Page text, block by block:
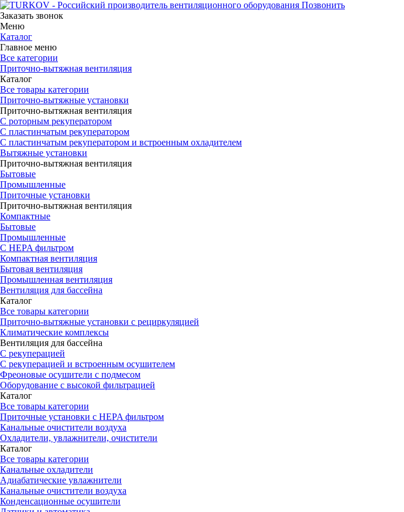
Позвонить
Заказать звонок
Меню
Каталог
Главное меню
Все категории
Приточно-вытяжная вентиляция
Каталог
Все товары категории
Приточно-вытяжные установки
Приточно-вытяжная вентиляция
С роторным рекуператором
С пластинчатым рекуператором
С пластинчатым рекуператором и встроенным охладителем
Вытяжные установки
Приточно-вытяжная вентиляция
Бытовые
Промышленные
Приточные установки
Приточно-вытяжная вентиляция
Компактные
Бытовые
Промышленные
С HEPA фильтром
Компактная вентиляция
Бытовая вентиляция
Промышленная вентиляция
Вентиляция для бассейна
Каталог
Все товары категории
Приточно-вытяжные установки с рециркуляцией
Климатические комплексы
Вентиляция для бассейна
С рекуперацией
С рекуперацией и встроенным осушителем
Фреоновые осушители с подмесом
Оборудование с высокой фильтрацией
Каталог
Все товары категории
Приточные установки c HEPA фильтром
Канальные очистители воздуха
Охладители, увлажнители, очистители
Каталог
Все товары категории
Канальные охладители
Адиабатические увлажнители
Канальные очистители воздуха
Конденсационные осушители